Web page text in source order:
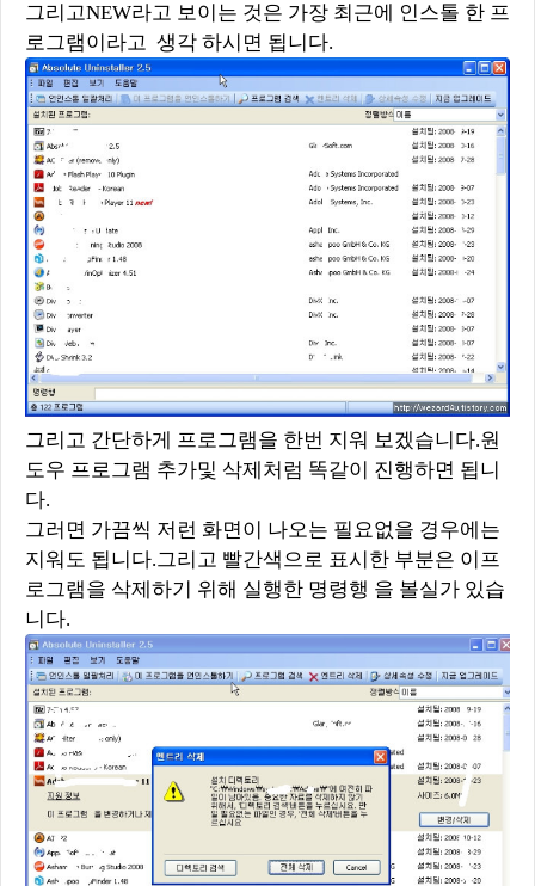
그리고NEW라고 보이는 것은 가장 최근에 인스톨 한 프
로그램이라고 생각 하시면 됩니다.
그리고 간단하게 프로그램을 한번 지워 보겠습니다.원
도우 프로그램 추가및 삭제처럼 똑같이 진행하면 됩니
다.
그러면 가끔씩 저런 화면이 나오는 필요없을 경우에는
지워도 됩니다.그리고 빨간색으로 표시한 부분은 이프
로그램을 삭제하기 위해 실행한 명령행 을 볼실가 있습
니다.